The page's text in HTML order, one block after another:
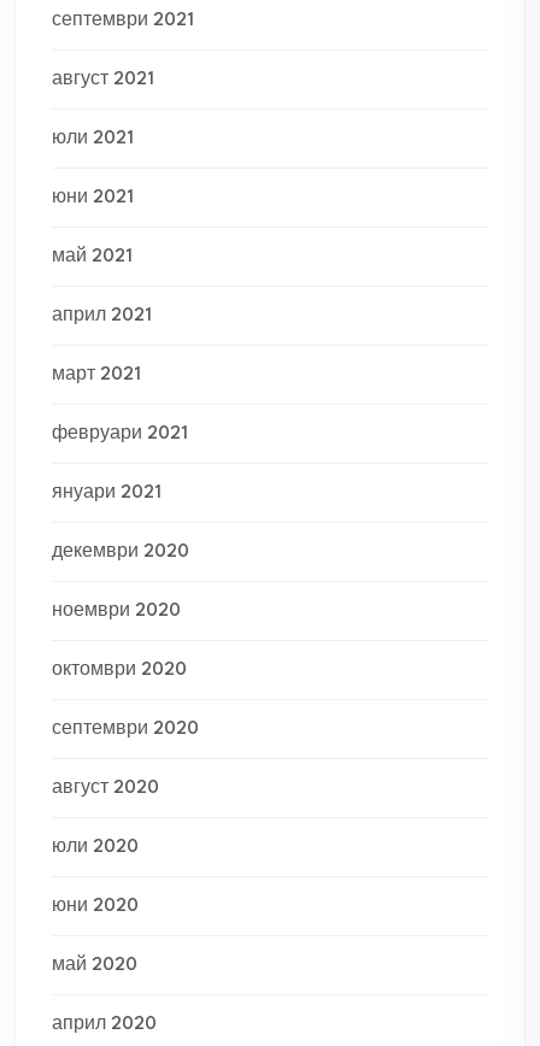
септември 2021
август 2021
юли 2021
юни 2021
май 2021
април 2021
март 2021
февруари 2021
януари 2021
декември 2020
ноември 2020
октомври 2020
септември 2020
август 2020
юли 2020
юни 2020
май 2020
април 2020